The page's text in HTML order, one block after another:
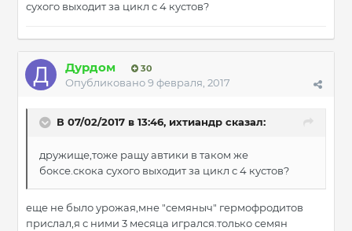
сухого выходит за цикл с 4 кустов?
Дурдом 30
Опубликовано9 февраля, 2017
В 07/02/2017 в 13:46, ихтиандр сказал:
дружище,тоже ращу автики в таком же
боксе.скока сухого выходит за цикл с 4 кустов?
еще не было урожая,мне "семяныч" гермофродитов
прислал,я с ними 3 месяца игрался.только семян